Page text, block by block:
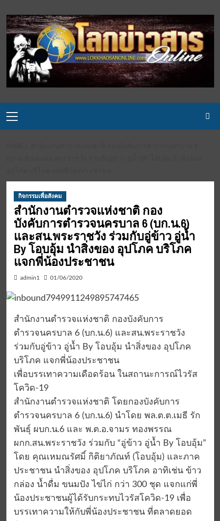
to
content
Menu
กิจกรรมเพื่อสังคม
สำนักงานตำรวจแห่งชาติ กอง
บังคับการตำรวจนครบาล 6 (บก.น.6)
และสน.พระราชวัง ร่วมกับอู่ข้าว อู่น้ำ
By โอบอุ้ม นำสิ่งของ อุปโภค บริโภค
แจกพี่น้องประชาชน
admin1 01/06/2020
สำนักงานตำรวจแห่งชาติ กองบังคับการ
ตำรวจนครบาล 6 (บก.น.6) และสน.พระราชวัง
ร่วมกับอู่ข้าว อู่น้ำ By โอบอุ้ม นำสิ่งของ อุปโภค
บริโภค แจกพี่น้องประชาชน
เพื่อบรรเทาความเดือดร้อน ในสถานะการณ์ไวรัส
โควิด-19
สำนักงานตำรวจแห่งชาติ โดยกองบังคับการ
ตำรวจนครบาล 6 (บก.น.6) นำโดย พล.ต.ต.เมธี รัก
พันธุ์ ผบก.น.6 และ พ.ต.อ.จามร ทองพรรณ
ผกก.สน.พระราชวัง ร่วมกับ “อู่ข้าว อู่น้ำ By โอบอุ้ม”
โดย คุณเหมณรัศมิ์ กิติยาภัณท์ (โอบอุ้ม) และภาค
ประชาชน นำสิ่งของ อุปโภค บริโภค อาทิเช่น ข้าว
กล่อง น้ำดื่ม ขนมปัง ไข่ไก่ กว่า 300 ชุด แจกแก่พี่
น้องประชาชนผู้ได้รับกระทบไวรัสโควิด-19 เพื่อ
บรรเทาความให้กับพี่น้องประชาชน ที่ตลาดยอด